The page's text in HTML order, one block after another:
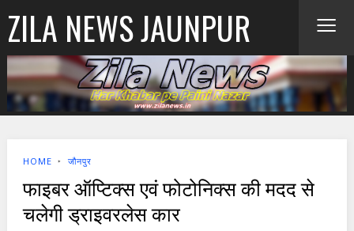
ZILA NEWS JAUNPUR ≡
HOME ‣ जौनपुर
फाइबर ऑप्टिक्स एवं फोटोनिक्स की मदद से
चलेगी ड्राइवरलेस कार